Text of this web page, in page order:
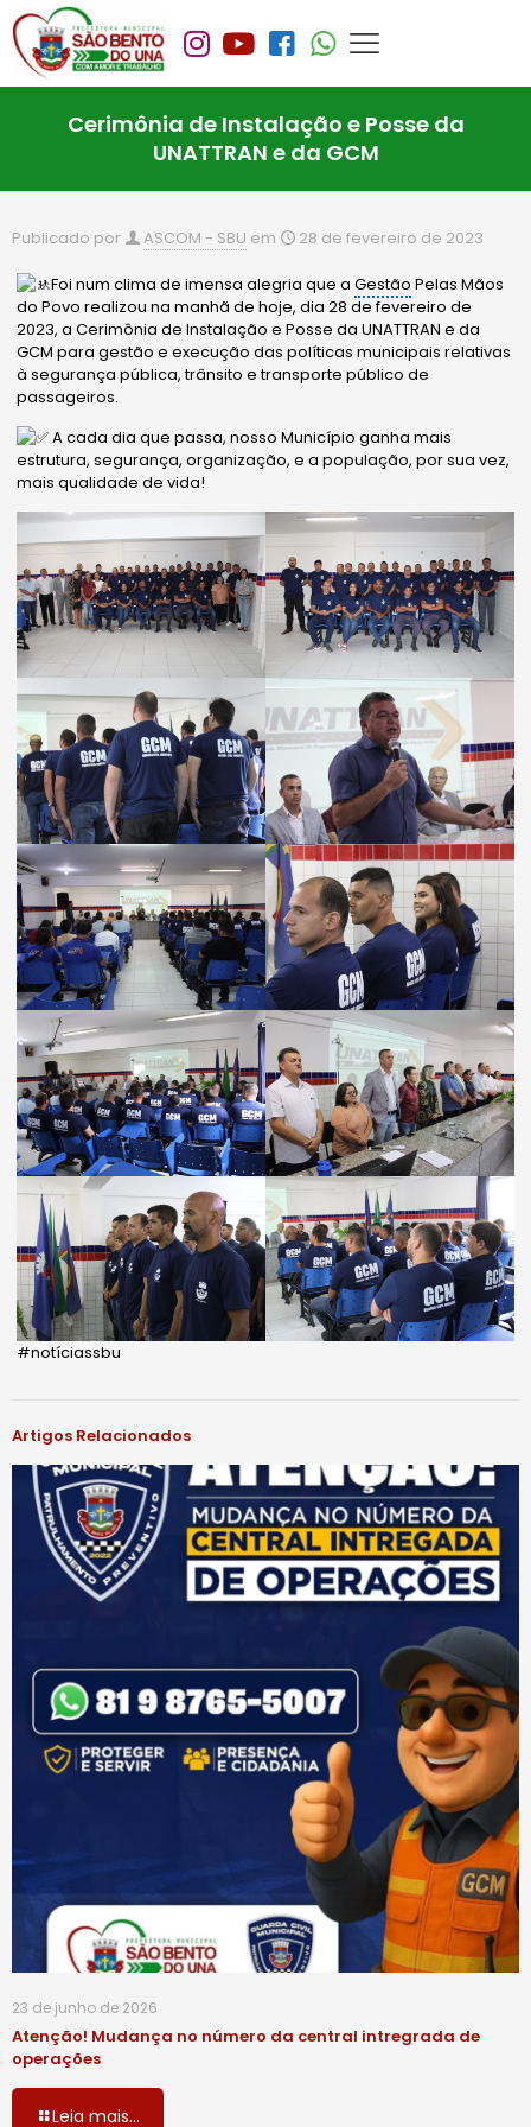
Cerimônia de Instalação e Posse da
UNATTRAN e da GCM
Publicado por ASCOM - SBU em 28 de fevereiro de 2023
Foi num clima de imensa alegria que aGestão Pelas Mãos
do Povo realizou na manhã de hoje, dia 28 de fevereiro de
2023, a Cerimônia de Instalação e Posse da UNATTRAN e da
GCM para gestão e execução das políticas municipais relativas
à segurança pública, trânsito e transporte público de
passageiros.
A cada dia que passa, nosso Município ganha mais
estrutura, segurança, organização, e a população, por sua vez,
mais qualidade de vida!
#notíciassbu
Artigos Relacionados
23 de junho de 2026
Atenção! Mudança no número da central intregrada de
operações
Leia mais...